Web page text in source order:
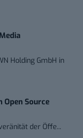
Holding GmbH in
Open Source
der Öffe...